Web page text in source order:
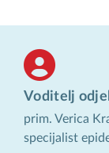
Voditelj
prim. Verica
specijalist